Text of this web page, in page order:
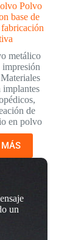
Polvo
base de
metálico
impresión
Materiales
implantes
,
de
en polvo
MÁS
un